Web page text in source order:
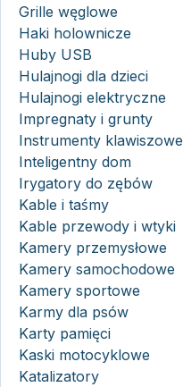
Grille węglowe
Haki holownicze
Huby USB
Hulajnogi dla dzieci
Hulajnogi elektryczne
Impregnaty i grunty
Instrumenty klawiszowe
Inteligentny dom
Irygatory do zębów
Kable i taśmy
Kable przewody i wtyki
Kamery przemysłowe
Kamery samochodowe
Kamery sportowe
Karmy dla psów
Karty pamięci
Kaski motocyklowe
Katalizatory